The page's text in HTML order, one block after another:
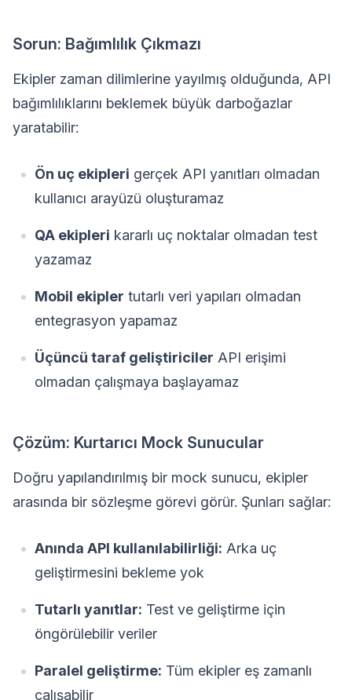
Sorun: Bağımlılık Çıkmazı
Ekipler zaman dilimlerine yayılmış olduğunda, API
bağımlılıklarını beklemek büyük darboğazlar
yaratabilir:
Ön uç ekipleri gerçek API yanıtları olmadan
kullanıcı arayüzü oluşturamaz
QA ekipleri kararlı uç noktalar olmadan test
yazamaz
Mobil ekipler tutarlı veri yapıları olmadan
entegrasyon yapamaz
Üçüncü taraf geliştiriciler API erişimi
olmadan çalışmaya başlayamaz
Çözüm: Kurtarıcı Mock Sunucular
Doğru yapılandırılmış bir mock sunucu, ekipler
arasında bir sözleşme görevi görür. Şunları sağlar:
Anında API kullanılabilirliği: Arka uç
geliştirmesini bekleme yok
Tutarlı yanıtlar: Test ve geliştirme için
öngörülebilir veriler
Paralel geliştirme: Tüm ekipler eş zamanlı
çalışabilir